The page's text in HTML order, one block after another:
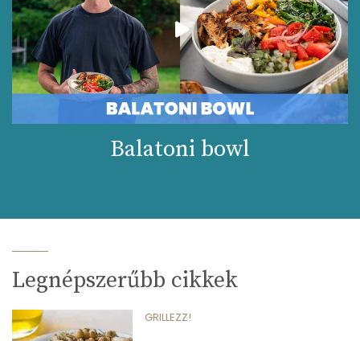
Balatoni bowl
Legnépszerűbb cikkek
GRILLEZZ!